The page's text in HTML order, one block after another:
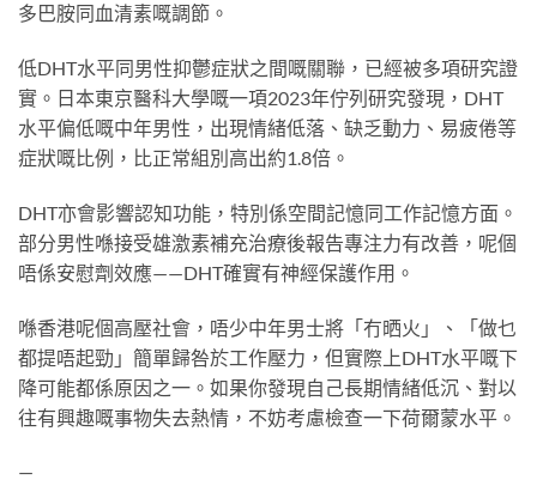
多巴胺同血清素嘅調節。
低DHT水平同男性抑鬱症狀之間嘅關聯，已經被多項研究證
實。日本東京醫科大學嘅一項2023年佇列研究發現，DHT
水平偏低嘅中年男性，出現情緒低落、缺乏動力、易疲倦等
症狀嘅比例，比正常組別高出約1.8倍。
DHT亦會影響認知功能，特別係空間記憶同工作記憶方面。
部分男性喺接受雄激素補充治療後報告專注力有改善，呢個
唔係安慰劑效應——DHT確實有神經保護作用。
喺香港呢個高壓社會，唔少中年男士將「冇晒火」、「做乜
都提唔起勁」簡單歸咎於工作壓力，但實際上DHT水平嘅下
降可能都係原因之一。如果你發現自己長期情緒低沉、對以
往有興趣嘅事物失去熱情，不妨考慮檢查一下荷爾蒙水平。
—